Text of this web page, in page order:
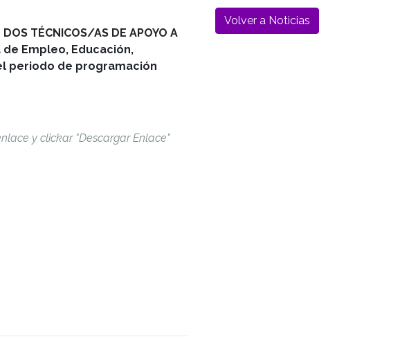
TÉCNICOS/AS DE APOYO A
Empleo, Educación,
periodo de programación
y clickar "Descargar Enlace"
Volver a Noticias